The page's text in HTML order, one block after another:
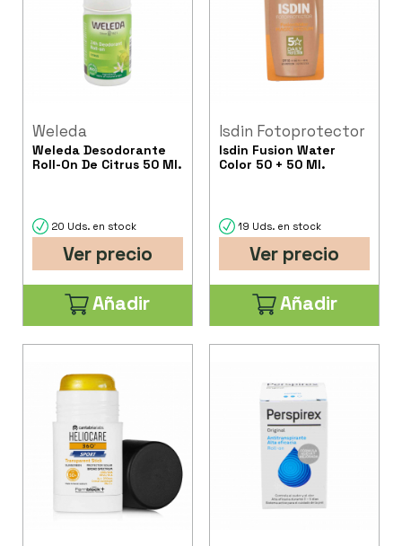
Weleda
Weleda Desodorante
Roll-On De Citrus 50 Ml.
20 Uds. en stock
Ver precio
Añadir
Isdin Fotoprotector
Isdin Fusion Water
Color 50 + 50 Ml.
19 Uds. en stock
Ver precio
Añadir